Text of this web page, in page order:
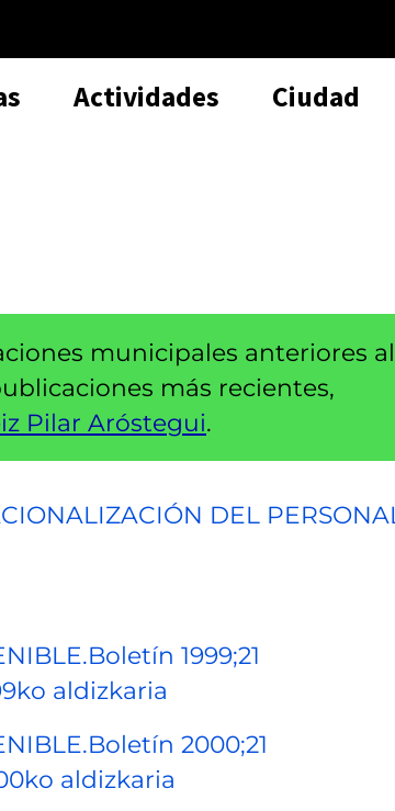
Actividades Ciudad
municipales anteriores al
más recientes,
Pilar Aróstegui.
DEL
1999;21
aldizkaria
2000;21
aldizkaria